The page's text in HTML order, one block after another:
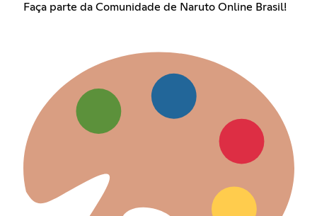
Faça parte da Comunidade de Naruto Online Brasil!